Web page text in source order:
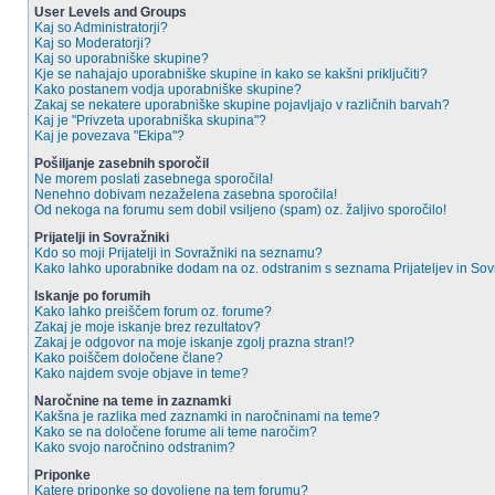
User Levels and Groups
Kaj so Administratorji?
Kaj so Moderatorji?
Kaj so uporabniške skupine?
Kje se nahajajo uporabniške skupine in kako se kakšni priključiti?
Kako postanem vodja uporabniške skupine?
Zakaj se nekatere uporabniške skupine pojavljajo v različnih barvah?
Kaj je "Privzeta uporabniška skupina"?
Kaj je povezava "Ekipa"?
Pošiljanje zasebnih sporočil
Ne morem poslati zasebnega sporočila!
Nenehno dobivam nezaželena zasebna sporočila!
Od nekoga na forumu sem dobil vsiljeno (spam) oz. žaljivo sporočilo!
Prijatelji in Sovražniki
Kdo so moji Prijatelji in Sovražniki na seznamu?
Kako lahko uporabnike dodam na oz. odstranim s seznama Prijateljev in
Iskanje po forumih
Kako lahko preiščem forum oz. forume?
Zakaj je moje iskanje brez rezultatov?
Zakaj je odgovor na moje iskanje zgolj prazna stran!?
Kako poiščem določene člane?
Kako najdem svoje objave in teme?
Naročnine na teme in zaznamki
Kakšna je razlika med zaznamki in naročninami na teme?
Kako se na določene forume ali teme naročim?
Kako svojo naročnino odstranim?
Priponke
Katere priponke so dovoljene na tem forumu?